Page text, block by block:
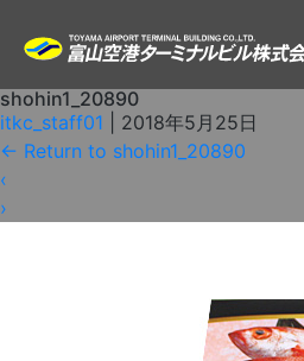
shohin1_20890
itkc_staff01
2018年5月25日
← Return to shohin1_20890
‹
›